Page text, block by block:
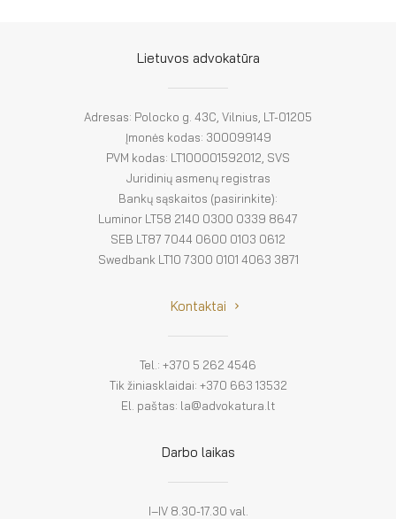
Lietuvos advokatūra
Adresas: Polocko g. 43C, Vilnius, LT-01205
Įmonės kodas: 300099149
PVM kodas: LT100001592012, SVS
Juridinių asmenų registras
Bankų sąskaitos (pasirinkite):
Luminor LT58 2140 0300 0339 8647
SEB LT87 7044 0600 0103 0612
Swedbank LT10 7300 0101 4063 3871
Kontaktai
Tel.: +370 5 262 4546
Tik žiniasklaidai: +370 663 13532
El. paštas: la@advokatura.lt
Darbo laikas
I–IV 8.30-17.30 val.